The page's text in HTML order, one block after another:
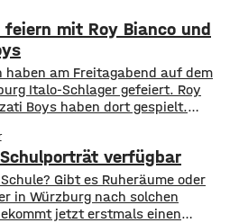
Quadratmetern aus. Auch
Zudem kamen die
und fünf
Den Feuerwehren
mit Roy Bianco und
haben am Freitagabend auf dem
Italo-Schlager gefeiert. Roy
Boys haben dort gespielt.
verfolgten viele Zaungäste bei
Straßen die Songs. Hier gibt es
vor dem
verfügbar
Gibt es Ruheräume oder
in Würzburg nach solchen
jetzt erstmals einen